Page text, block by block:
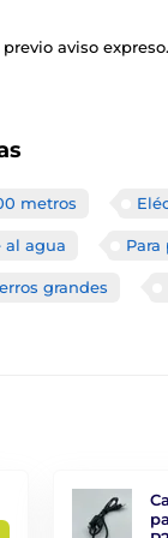
aviso
metros
al agua Para
grandes